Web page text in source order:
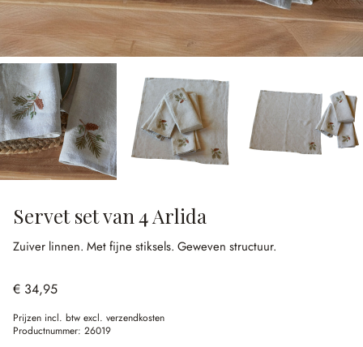
Servet set van 4 Arlida
Zuiver linnen. Met fijne stiksels. Geweven structuur.
€ 34,95
Prijzen incl. btw excl. verzendkosten
Productnummer: 26019